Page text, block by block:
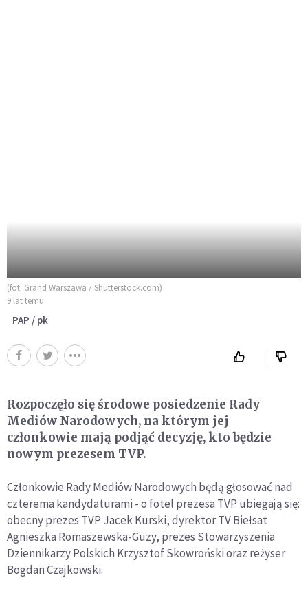
(fot. Grand Warszawa / Shutterstock.com)
9 lat temu
PAP / pk
Rozpoczęło się środowe posiedzenie Rady
Mediów Narodowych, na którym jej
członkowie mają podjąć decyzję, kto będzie
nowym prezesem TVP.
Członkowie Rady Mediów Narodowych będą głosować nad
czterema kandydaturami - o fotel prezesa TVP ubiegają się:
obecny prezes TVP Jacek Kurski, dyrektor TV Biełsat
Agnieszka Romaszewska-Guzy, prezes Stowarzyszenia
Dziennikarzy Polskich Krzysztof Skowroński oraz reżyser
Bogdan Czajkowski.